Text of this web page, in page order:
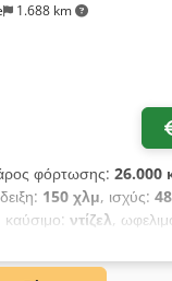
1.688 km
φόρτωσης: 26.000
150 χλμ, ισχύς:
καύσιμο: ντίζελ,
, HIAB MULTILIFT